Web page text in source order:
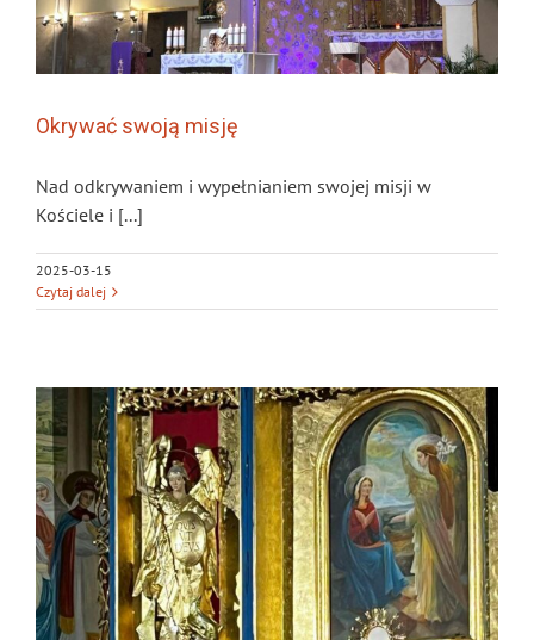
Okrywać swoją misję
Nad odkrywaniem i wypełnianiem swojej misji w
Kościele i [...]
2025-03-15
Czytaj dalej